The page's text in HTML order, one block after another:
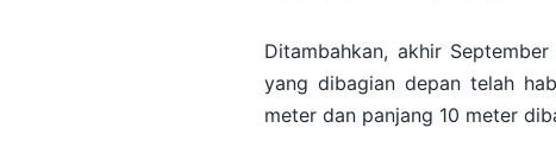
Ditambahkan, akhir
yang dibagian depan telah
meter dan panjang 10 meter